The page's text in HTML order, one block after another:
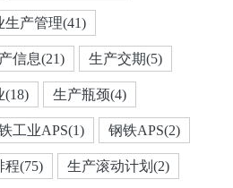
生产管理(41)
信息(21) 生产交期(5)
(18) 生产瓶颈(4)
工业APS(1) 钢铁APS(2)
程(75) 生产滚动计划(2)